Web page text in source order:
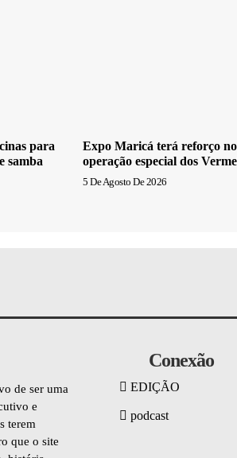
para
samba
Expo Maricá terá reforço
operação especial dos
5 De Agosto De 2026
de ser uma
e
terem
que o site
Conexão
EDIÇÃO
podcast